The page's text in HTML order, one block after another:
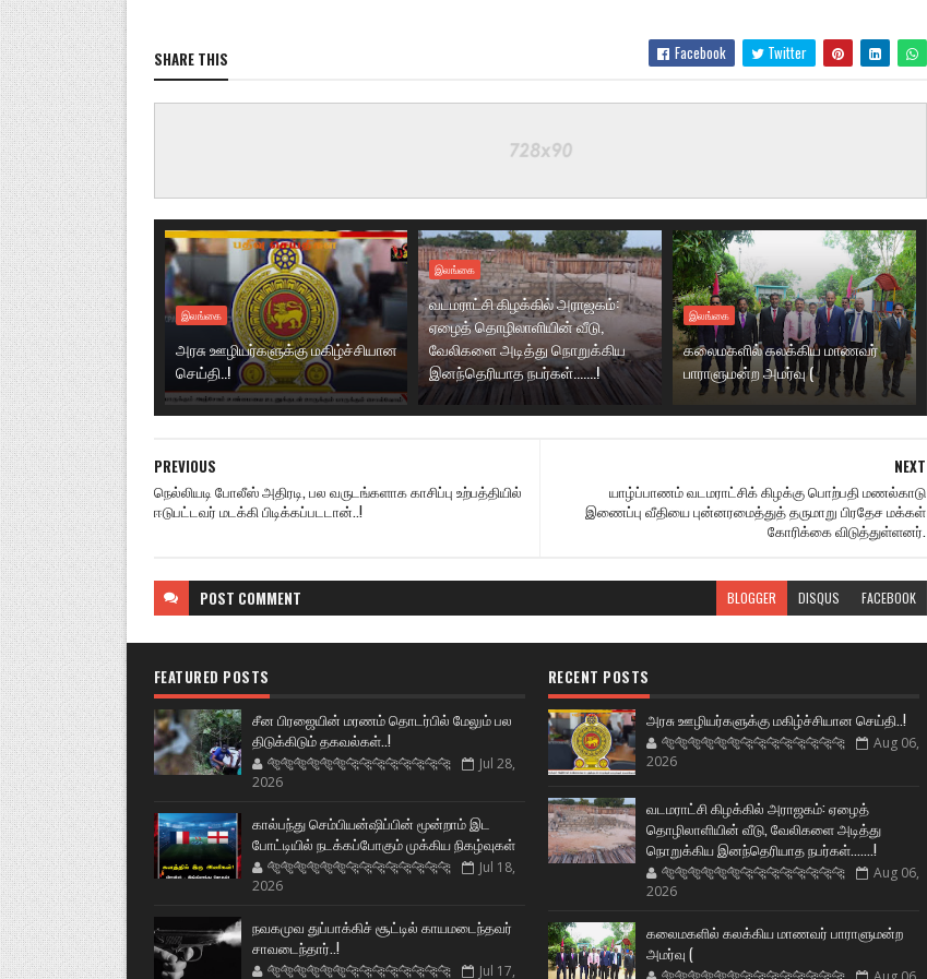
SHARE THIS Facebook Twitter
இலங்கை
அரசு ஊழியர்களுக்கு மகிழ்ச்சியான
செய்தி..!
இலங்கை
வடமராட்சி கிழக்கில் அராஜகம்:
ஏழைத் தொழிலாளியின் வீடு,
வேலிகளை அடித்து நொறுக்கிய
இனந்தெரியாத நபர்கள்.......!
இலங்கை
கலைமகளில் கலக்கிய மாணவர்
பாராளுமன்ற அமர்வு (
NEXT
யாழ்ப்பாணம் வடமராட்சிக் கிழக்கு பொற்பதி மணல்காடு
இணைப்பு வீதியை புன்னரமைத்துத் தருமாறு பிரதேச மக்கள்
கோரிக்கை விடுத்துள்ளனர்.
PREVIOUS
நெல்லியடி போலீஸ் அதிரடி, பல வருடங்களாக காசிப்பு உற்பத்தியில்
ஈடுபட்டவர் மடக்கி பிடிக்கப்படடான்..!
POST COMMENT BLOGGER DISQUS FACEBOOK
FEATURED POSTS
சீன பிரஜையின் மரணம் தொடர்பில் மேலும் பல
திடுக்கிடும் தகவல்கள்..!
🐅🐅🐅🐅🐅🐅🐆🐆🐆🐆🐆🐆🐆🐆
Jul 28,
2026
கால்பந்து செம்பியன்ஷிப்பின் மூன்றாம் இட
போட்டியில் நடக்கப்போகும் முக்கிய நிகழ்வுகள்
🐅🐅🐅🐅🐅🐅🐆🐆🐆🐆🐆🐆🐆🐆
Jul 18,
2026
நவகமுவ துப்பாக்கிச் சூட்டில் காயமடைந்தவர்
சாவடைந்தார்..!
🐅🐅🐅🐅🐅🐅🐆🐆🐆🐆🐆🐆🐆🐆 Jul 17,
RECENT POSTS
அரசு ஊழியர்களுக்கு மகிழ்ச்சியான செய்தி..!
🐅🐅🐅🐅🐅🐅🐆🐆🐆🐆🐆🐆🐆🐆
Aug 06,
2026
வடமராட்சி கிழக்கில் அராஜகம்: ஏழைத்
தொழிலாளியின் வீடு, வேலிகளை அடித்து
நொறுக்கிய இனந்தெரியாத நபர்கள்.......!
🐅🐅🐅🐅🐅🐅🐆🐆🐆🐆🐆🐆🐆🐆
Aug 06,
2026
கலைமகளில் கலக்கிய மாணவர் பாராளுமன்ற
அமர்வு (